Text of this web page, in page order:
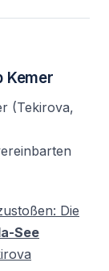
3 Stunden
sind im
geeignet.
gewisses
Kemer
(Tekirova,
Die
See